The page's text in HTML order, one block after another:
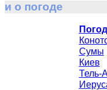
и о погоде
Сумы
Киев
Тель-